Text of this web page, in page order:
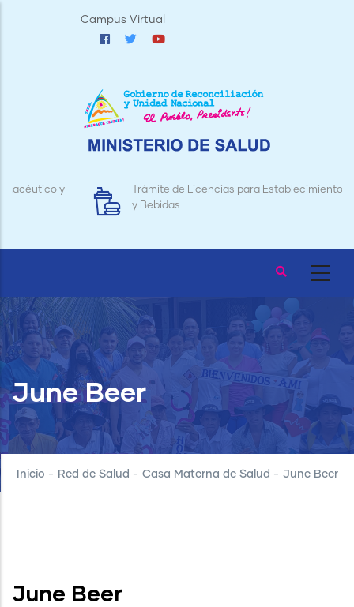
Campus Virtual
Trámite de Licencias para Establecimientos de Alimentos
y Bebidas
June Beer
Inicio - Red de Salud - Casa Materna de Salud - June Beer
June Beer